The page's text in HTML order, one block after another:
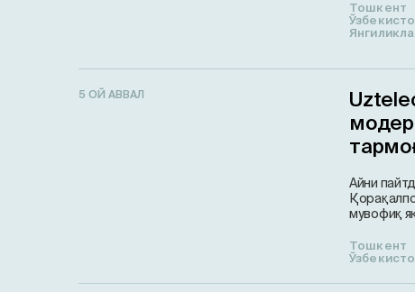
Тошкент
5 ОЙ АВВАЛ
Айни
мувофиқ
Тошкент